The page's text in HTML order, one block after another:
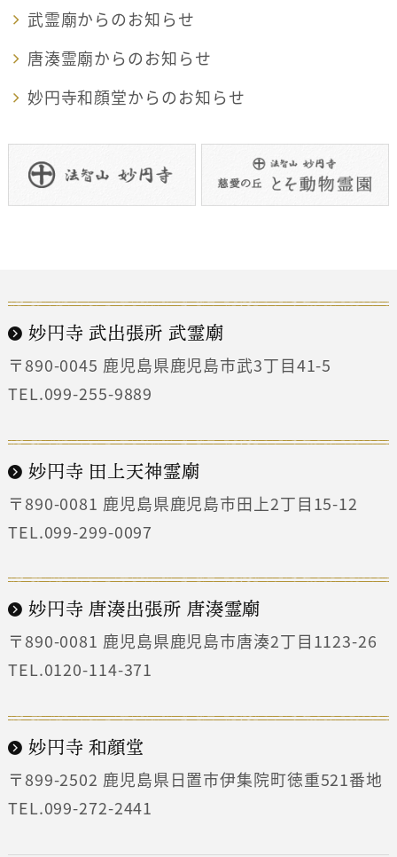
武霊廟からのお知らせ
唐湊霊廟からのお知らせ
妙円寺和顔堂からのお知らせ
妙円寺 武出張所 武霊廟
〒890-0045 鹿児島県鹿児島市武3丁目41-5
TEL.099-255-9889
妙円寺 田上天神霊廟
〒890-0081 鹿児島県鹿児島市田上2丁目15-12
TEL.099-299-0097
妙円寺 唐湊出張所 唐湊霊廟
〒890-0081 鹿児島県鹿児島市唐湊2丁目1123-26
TEL.0120-114-371
妙円寺 和顔堂
〒899-2502 鹿児島県日置市伊集院町徳重521番地
TEL.099-272-2441